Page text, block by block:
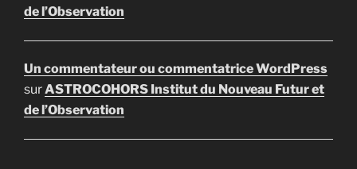
de l’Observation
Un commentateur ou commentatrice WordPress
surASTROCOHORS Institut du Nouveau Futur et
de l’Observation